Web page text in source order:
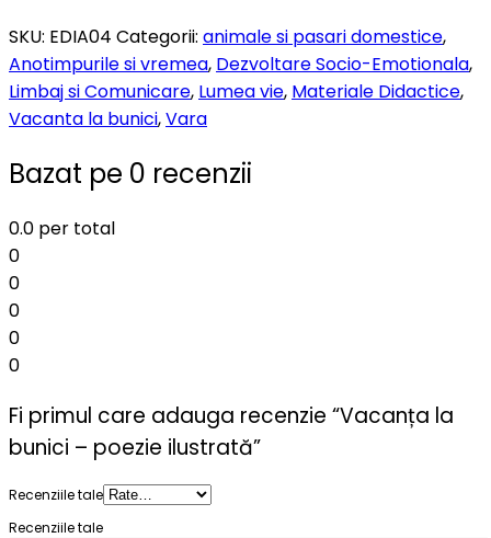
SKU: EDIA04 Categorii: animale si pasari domestice,
Anotimpurile si vremea, Dezvoltare Socio-Emotionala,
Limbaj si Comunicare, Lumea vie, Materiale Didactice,
Vacanta la bunici,Vara
Bazat pe 0 recenzii
0.0 per total
0
0
0
0
0
Fi primul care adauga recenzie “Vacanța la
bunici – poezie ilustrată”
Recenziile tale
Recenziile tale